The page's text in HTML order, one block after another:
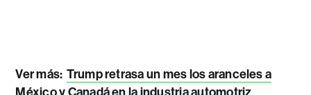
Ver más: Trump retrasa un mes los aranceles a